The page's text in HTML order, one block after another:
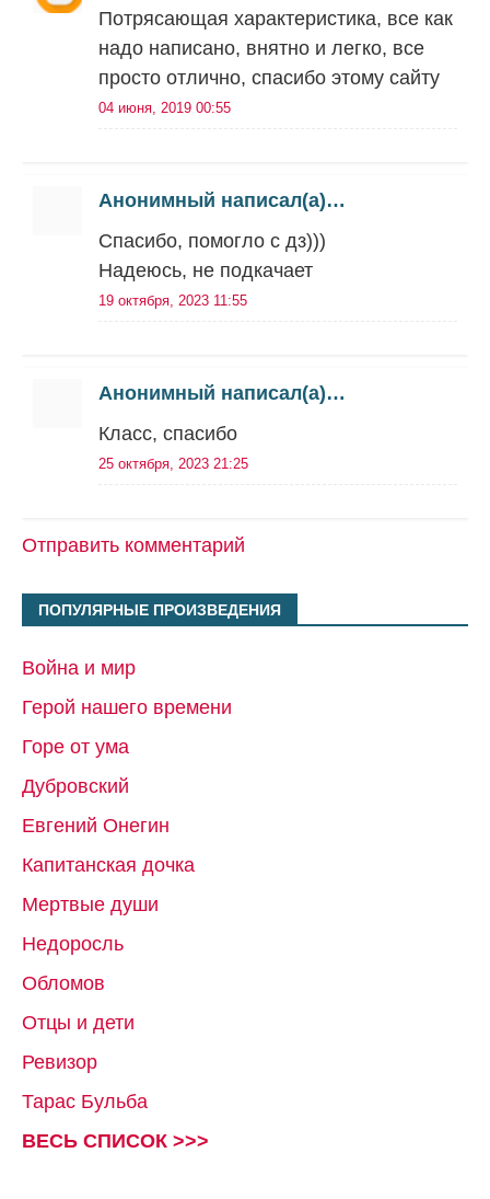
Потрясающая характеристика, все как
надо написано, внятно и легко, все
просто отлично, спасибо этому сайту
04 июня, 2019 00:55
Анонимный написал(а)…
Спасибо, помогло с дз)))
Надеюсь, не подкачает
19 октября, 2023 11:55
Анонимный написал(а)…
Класс, спасибо
25 октября, 2023 21:25
Отправить комментарий
ПОПУЛЯРНЫЕ ПРОИЗВЕДЕНИЯ
Война и мир
Герой нашего времени
Горе от ума
Дубровский
Евгений Онегин
Капитанская дочка
Мертвые души
Недоросль
Обломов
Отцы и дети
Ревизор
Тарас Бульба
ВЕСЬ СПИСОК >>>